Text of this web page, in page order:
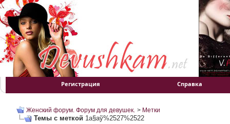
Регистрация Справка
Женский форум. Форум для девушек. > Метки
Темы с меткой 1а§аў%2527%2522